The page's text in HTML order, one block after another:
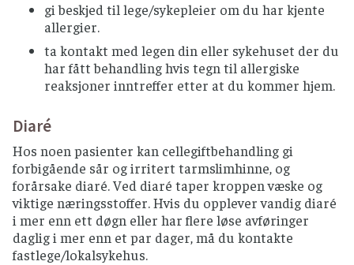
gi beskjed til lege/sykepleier om du har kjente
allergier.
ta kontakt med legen din eller sykehuset der du
har fått behandling hvis tegn til allergiske
reaksjoner inntreffer etter at du kommer hjem.
Diaré
Hos noen pasienter kan cellegiftbehandling gi
forbigående sår og irritert tarmslimhinne, og
forårsake diaré. Ved diaré taper kroppen væske og
viktige næringsstoffer. Hvis du opplever vandig diaré
i mer enn ett døgn eller har flere løse avføringer
daglig i mer enn et par dager, må du kontakte
fastlege/lokalsykehus.